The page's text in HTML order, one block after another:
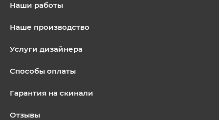
Наши работы
Наше производство
Услуги дизайнера
Способы оплаты
Гарантия на скинали
Отзывы